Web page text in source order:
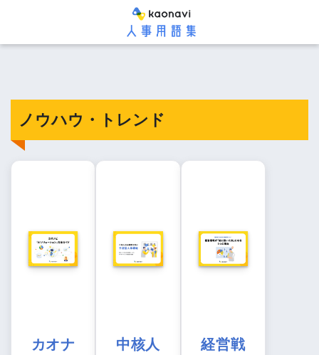
ノウハウ・トレンド
カオナ
中核人
経営戦